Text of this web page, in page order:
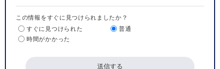
この情報をすぐに見つけられましたか？
すぐに見つけられた
普通
時間がかかった